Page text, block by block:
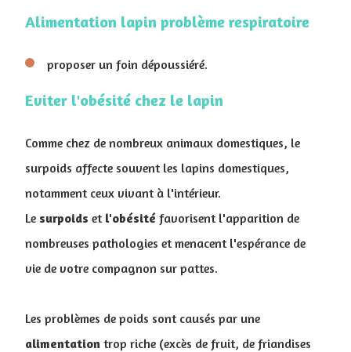
Alimentation lapin problème respiratoire
proposer un foin dépoussiéré.
Eviter l'obésité chez le lapin
Comme chez de nombreux animaux domestiques, le
surpoids affecte souvent les lapins domestiques,
notamment ceux vivant à l'intérieur.
Le surpoids et l'obésité favorisent l'apparition de
nombreuses pathologies et menacent l'espérance de
vie de votre compagnon sur pattes.
Les problèmes de poids sont causés par une
alimentation trop riche (excès de fruit, de friandises